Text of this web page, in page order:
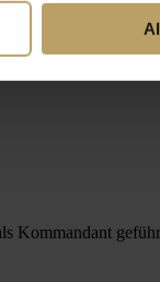
Kommandant